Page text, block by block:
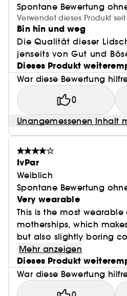
Spontane Bewertung
Verwendet dieses Produkt
Bin hin und weg
Die Qualität dieser
jenseits von Gut und
Dieses Produkt
War diese Bewertung
0
Unangemessenen Inhalt
IvPar
Weiblich
Spontane Bewertung
Very wearable
This is the most
motherships, which
but also slightly boring
Mehr anzeigen
Dieses Produkt
War diese Bewertung